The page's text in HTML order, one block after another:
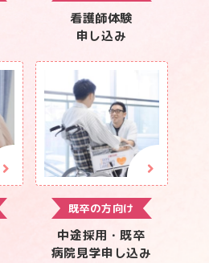
看護師体験
申し込み
既卒の方向け
中途採用・既卒
病院見学申し込み